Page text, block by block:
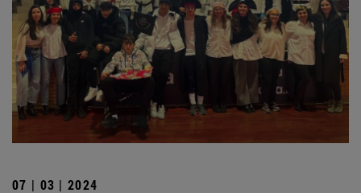
07 | 03 | 2024